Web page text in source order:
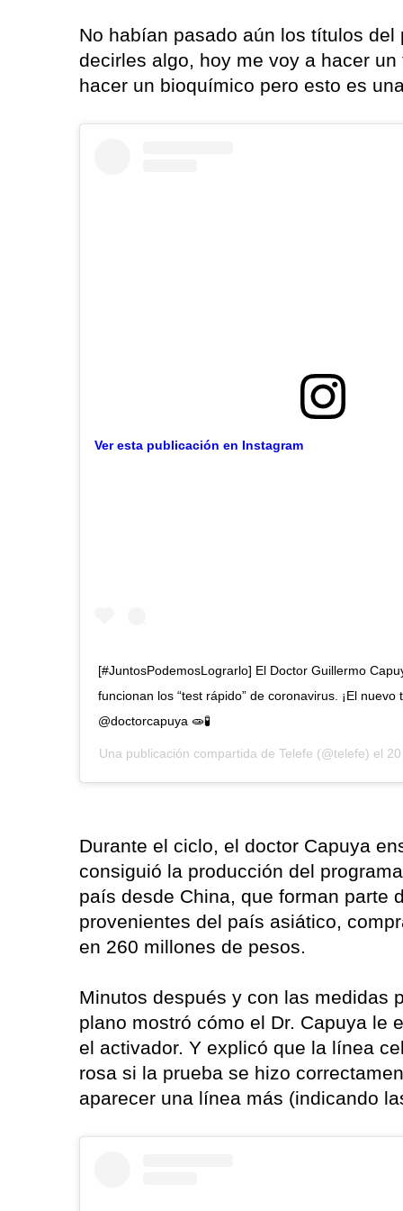
No habían pasado aún los títulos
decirles algo, hoy me voy a hacer
hacer un bioquímico pero esto es
Ver esta publicación en Instagram
[#JuntosPodemosLograrlo] El Doctor Guillermo
funcionan los “test rápido” de coronavirus. ¡El
@doctorcapuya 🧫🧪
Una publicación compartida de Telefe (@telefe) el
Durante el ciclo, el doctor Capuya
consiguió la producción del
país desde China, que forman parte
provenientes del país asiático,
en 260 millones de pesos.
Minutos después y con las medidas
plano mostró cómo el Dr. Capuya le
el activador. Y explicó que la línea
rosa si la prueba se hizo
aparecer una línea más (indicando